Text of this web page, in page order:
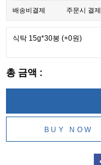
배송비결제 주문시 결제
식탁 15g*30봉 (+0원)
총 금액 :